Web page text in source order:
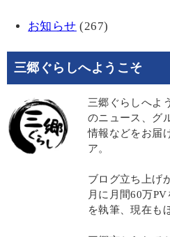
お知らせ (267)
三郷ぐらしへようこそ
三郷ぐらしへよ
のニュース、グ
情報などをお届
ア。
ブログ立ち上げ
月に月間60万
を執筆、現在も